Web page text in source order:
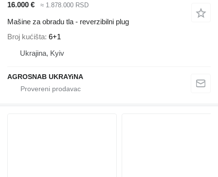
16.000 €
≈ 1.878.000 RSD
Mašine za obradu tla - reverzibilni plug
Broj kućišta 6+1
Ukrajina, Kyiv
AGROSNAB UKRAYiNA